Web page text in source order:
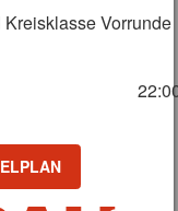
Vorrunde